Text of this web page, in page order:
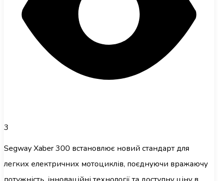
3
Segway Xaber 300 встановлює новий стандарт для
легких електричних мотоциклів, поєднуючи вражаючу